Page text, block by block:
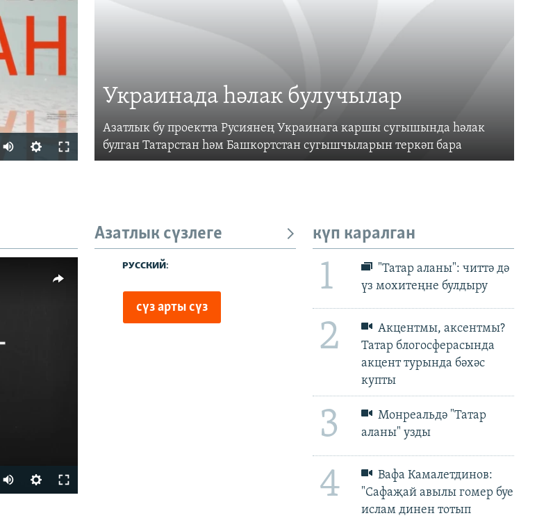
киңлек
Украинада һәлак булучылар
Азатлык бу проектта Русиянең Украинага каршы сугышында һәлак
булган Татарстан һәм Башкортстан сугышчыларын теркәп бара
Азатлык сүзлеге күп каралган
1
"Татар аланы": читтә дә
үз мохитеңне булдыру
2
Акцентмы, аксентмы?
Татар блогосферасында
акцент турында бәхәс
купты
3
Монреальдә "Татар
аланы" узды
4
Вафа Камалетдинов:
"Сафаҗай авылы гомер буе
ислам динен тотып